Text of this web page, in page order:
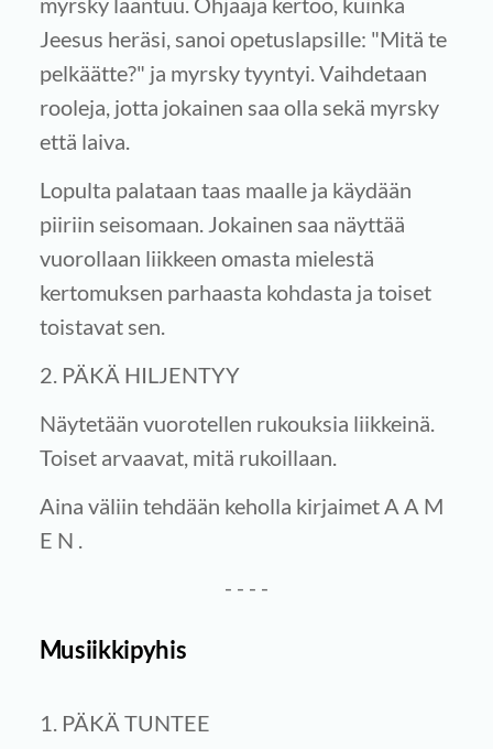
myrsky laantuu. Ohjaaja kertoo, kuinka
Jeesus heräsi, sanoi opetuslapsille: "Mitä te
pelkäätte?" ja myrsky tyyntyi. Vaihdetaan
rooleja, jotta jokainen saa olla sekä myrsky
että laiva.
Lopulta palataan taas maalle ja käydään
piiriin seisomaan. Jokainen saa näyttää
vuorollaan liikkeen omasta mielestä
kertomuksen parhaasta kohdasta ja toiset
toistavat sen.
2. PÄKÄ HILJENTYY
Näytetään vuorotellen rukouksia liikkeinä.
Toiset arvaavat, mitä rukoillaan.
Aina väliin tehdään keholla kirjaimet A A M
E N .
- - - -
Musiikkipyhis
1. PÄKÄ TUNTEE